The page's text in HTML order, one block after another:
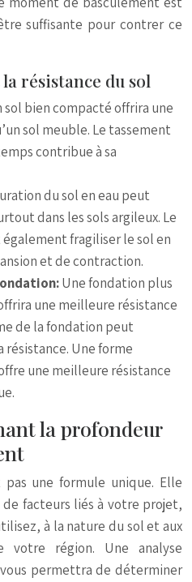
suffisante pour contrer ce
résistance du sol
sol bien compacté offrira une
sol meuble. Le tassement
contribue à sa
du sol en eau peut
dans les sols argileux. Le
fragiliser le sol en
et de contraction.
Une fondation plus
une meilleure résistance
de la fondation peut
Une forme
une meilleure résistance
la profondeur
pas une formule unique. Elle
facteurs liés à votre projet,
à la nature du sol et aux
votre région. Une analyse
permettra de déterminer